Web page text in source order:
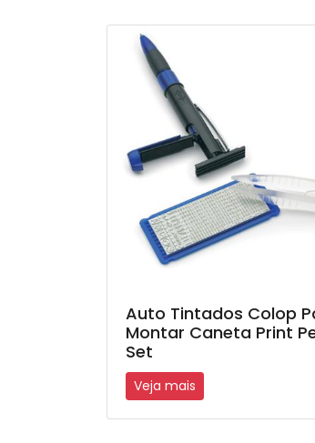
Auto Tintados Colop
Montar Caneta Print
Set
Veja mais